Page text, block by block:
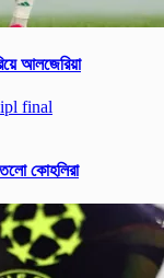
আলজেরিয়া
কোহলিরা